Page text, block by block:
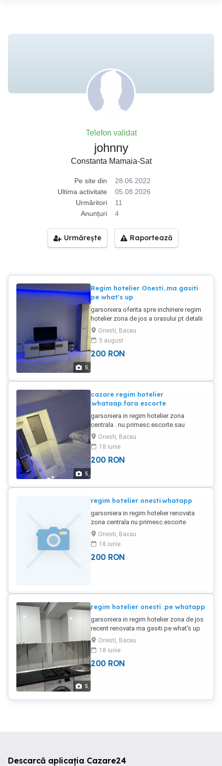
Telefon validat
johnny
Constanta Mamaia-Sat
Pe site din
28.06.2022
Ultima activitate
05.08.2026
Urmăritori
11
Anunțuri
4
Urmărește Raportează
5
Regim hotelier Onesti..ma gasiti
pe what's up
garsoniera oferita spre inchiriere regim
hotelier zona de jos a orasului pt detalii
ma gasiti pe what's up
Onesti, Bacau
5 august
200 RON
5
cazare regim hotelier
.whataap.fara escorte
garsoniera in regim hotelier zona
centrala . nu primesc escorte sau
petreceri
Onesti, Bacau
18 iunie
200 RON
regim hotelier onesti.whatapp
garsoniera in regim hotelier renovata
zona centrala nu primesc escorte
Onesti, Bacau
18 iunie
200 RON
5
regim hotelier onesti .pe whatapp
garsoniera in regim hotelier zona de jos
recent renovata ma gasiti pe what's up
Onesti, Bacau
18 iunie
200 RON
Descarcă aplicația Cazare24